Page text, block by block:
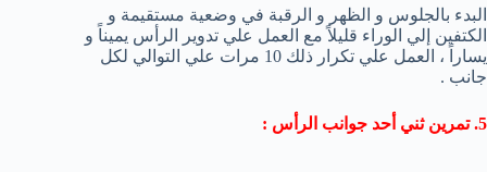
البدء بالجلوس و الظهر و الرقبة في وضعية مستقيمة و
الكتفين إلي الوراء قليلاً مع العمل علي تدوير الرأس يميناً و
يساراً ، العمل علي تكرار ذلك 10 مرات علي التوالي لكل
جانب .
5. تمرين ثني أحد جوانب الرأس :